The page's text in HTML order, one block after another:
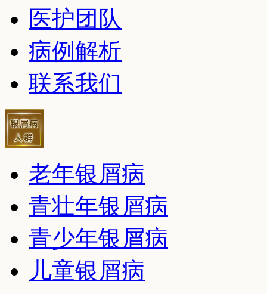
医护团队
病例解析
联系我们
老年银屑病
青壮年银屑病
青少年银屑病
儿童银屑病